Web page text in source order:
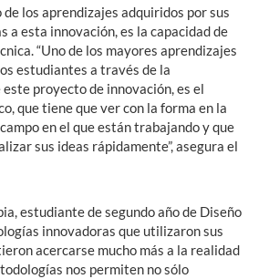
de los aprendizajes adquiridos por sus
a esta innovación, es la capacidad de
“Uno de los mayores aprendizajes
estudiantes a través de la
proyecto de innovación, es el
que tiene que ver con la forma en la
en el que están trabajando y que
sus ideas rápidamente”, asegura el
estudiante de segundo año de Diseño
innovadoras que utilizaron sus
acercarse mucho más a la realidad
nos permiten no sólo